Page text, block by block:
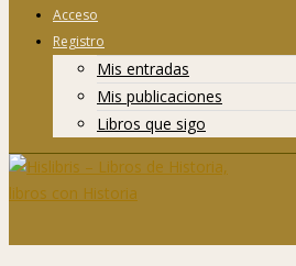
Acceso
Registro
Mis entradas
Mis publicaciones
Libros que sigo